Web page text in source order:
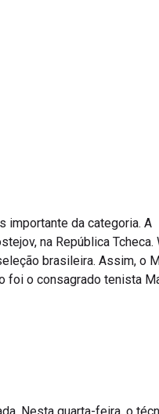
importante da categoria. A
na República Tcheca.
brasileira. Assim, o
foi o consagrado tenista
Nesta quarta-feira, o